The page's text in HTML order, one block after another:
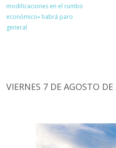
modificaciones en el rumbo
económico» habrá paro
general
VIERNES 7 DE AGOSTO